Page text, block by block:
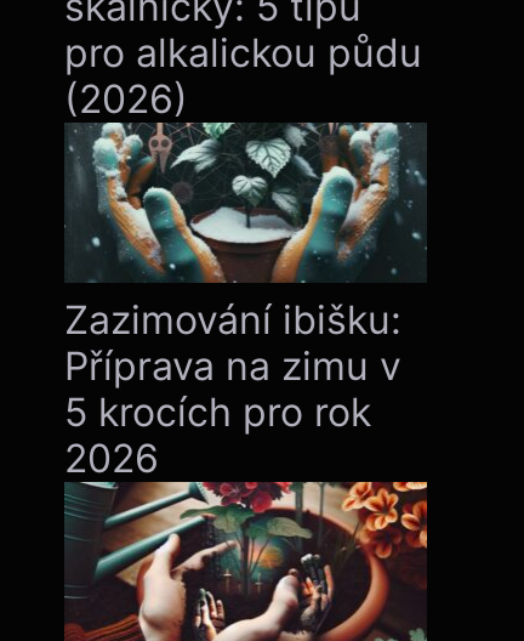
pro alkalickou půdu
(2026)
Zazimování ibišku:
Příprava na zimu v
5 krocích pro rok
2026